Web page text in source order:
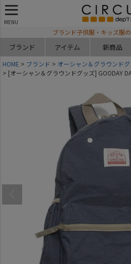
MENU
ブランド子供服・キッズ服
ブランド アイテム 新商品
HOME ブランド
オーシャン＆グラウンド
[オーシャン＆グラウンドグッズ] GOODAY